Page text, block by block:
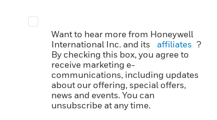
Want to hear more from Honeywell
International Inc. and its
affiliates ?
By checking this box, you agree to
receive marketing e-
communications, including updates
about our offering, special offers,
news and events. You can
unsubscribe at any time.